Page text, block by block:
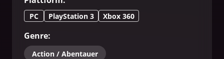
der Macht des Sandes der Zeit getrieben führt
der Prinz einen grausamen Kampf, um die
zurückzuerobern und den Frieden in seinem
Königreich wiederherzustellen.
PC PlayStation 3 Xbox 360
Genre:
Action / Abentauer